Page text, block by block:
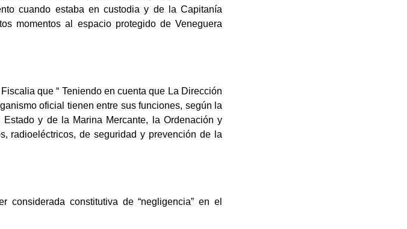
cuando estaba en custodia y de la Capitanía
momentos al espacio protegido de Veneguera
que “ Teniendo en cuenta que La Dirección
oficial tienen entre sus funciones, según la
y de la Marina Mercante, la Ordenación y
radioeléctricos, de seguridad y prevención de la
constitutiva de “negligencia” en el